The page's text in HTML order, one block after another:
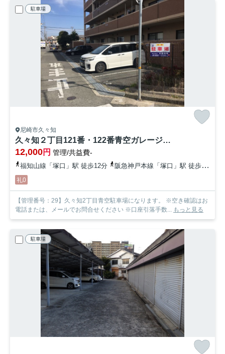
駐車場
尼崎市久々知
久々知２丁目121番・122番青空ガレージ【管理番号29】
12,000円 管理/共益費-
福知山線「塚口」駅 徒歩12分 阪急神戸本線「塚口」駅 徒歩25分
礼0
【管理番号：29】久々知2丁目青空駐車場になります。 ※空き確認はお
電話または、メールでお問合せください ※口座引落手数... もっと見る
駐車場